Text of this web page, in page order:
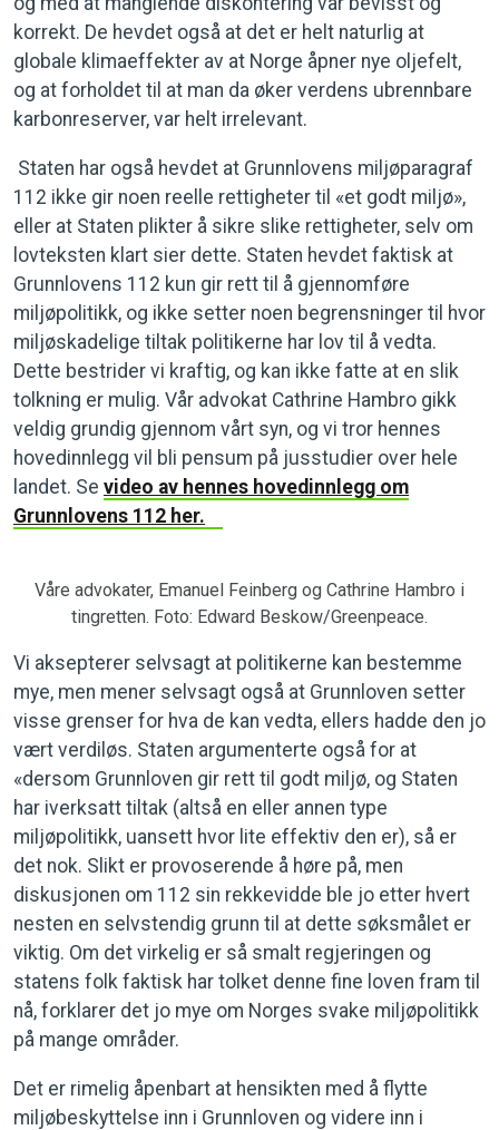
korrekt. De hevdet også at det er helt naturlig at
globale klimaeffekter av at Norge åpner nye oljefelt,
og at forholdet til at man da øker verdens ubrennbare
karbonreserver, var helt irrelevant.
Staten har også hevdet at Grunnlovens miljøparagraf
112 ikke gir noen reelle rettigheter til «et godt miljø»,
eller at Staten plikter å sikre slike rettigheter, selv om
lovteksten klart sier dette. Staten hevdet faktisk at
Grunnlovens 112 kun gir rett til å gjennomføre
miljøpolitikk, og ikke setter noen begrensninger til hvor
miljøskadelige tiltak politikerne har lov til å vedta.
Dette bestrider vi kraftig, og kan ikke fatte at en slik
tolkning er mulig. Vår advokat Cathrine Hambro gikk
veldig grundig gjennom vårt syn, og vi tror hennes
hovedinnlegg vil bli pensum på jusstudier over hele
landet. Se video av hennes hovedinnlegg om
Grunnlovens 112 her.
Våre advokater, Emanuel Feinberg og Cathrine Hambro i
tingretten. Foto: Edward Beskow/Greenpeace.
Vi aksepterer selvsagt at politikerne kan bestemme
mye, men mener selvsagt også at Grunnloven setter
visse grenser for hva de kan vedta, ellers hadde den jo
vært verdiløs. Staten argumenterte også for at
«dersom Grunnloven gir rett til godt miljø, og Staten
har iverksatt tiltak (altså en eller annen type
miljøpolitikk, uansett hvor lite effektiv den er), så er
det nok. Slikt er provoserende å høre på, men
diskusjonen om 112 sin rekkevidde ble jo etter hvert
nesten en selvstendig grunn til at dette søksmålet er
viktig. Om det virkelig er så smalt regjeringen og
statens folk faktisk har tolket denne fine loven fram til
nå, forklarer det jo mye om Norges svake miljøpolitikk
på mange områder.
Det er rimelig åpenbart at hensikten med å flytte
miljøbeskyttelse inn i Grunnloven og videre inn i